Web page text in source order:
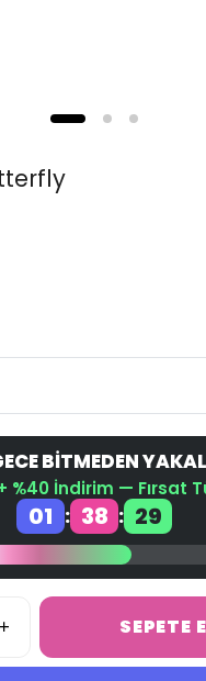
BİTMEDEN
%40 İndirim — Fırsat
01 : 38 : 29
SEPETE